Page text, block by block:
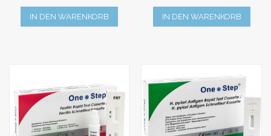
IN DEN WARENKORB IN DEN WARENKORB